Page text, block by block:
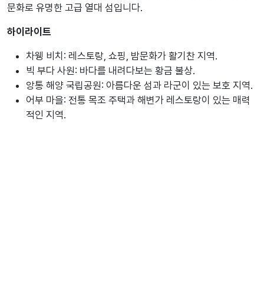
문화로 유명한 고급 열대 섬입니다.
하이라이트
차웽 비치: 레스토랑, 쇼핑, 밤문화가 활기찬 지역.
빅 부다 사원: 바다를 내려다보는 황금 불상.
앙통 해양 국립공원: 아름다운 섬과 라군이 있는 보호 지역.
어부 마을: 전통 목조 주택과 해변가 레스토랑이 있는 매력
적인 지역.